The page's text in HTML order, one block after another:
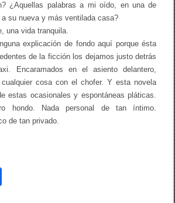
¿Aquellas palabras a mi oído, en una de
su nueva y más ventilada casa?
una vida tranquila.
explicación de fondo aquí porque ésta
de la ficción los dejamos justo detrás
Encaramados en el asiento delantero,
cosa con el chofer. Y esta novela
estas ocasionales y espontáneas pláticas.
hondo. Nada personal de tan íntimo.
de tan privado.